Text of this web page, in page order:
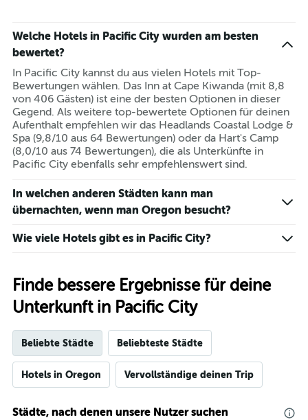
Welche Hotels in Pacific City wurden am besten
bewertet?
In Pacific City kannst du aus vielen Hotels mit Top-
Bewertungen wählen. Das Inn at Cape Kiwanda (mit 8,8
von 406 Gästen) ist eine der besten Optionen in dieser
Gegend. Als weitere top-bewertete Optionen für deinen
Aufenthalt empfehlen wir das Headlands Coastal Lodge &
Spa (9,8/10 aus 64 Bewertungen) oder da Hart's Camp
(8,0/10 aus 74 Bewertungen), die als Unterkünfte in
Pacific City ebenfalls sehr empfehlenswert sind.
In welchen anderen Städten kann man
übernachten, wenn man Oregon besucht?
Wie viele Hotels gibt es in Pacific City?
Finde bessere Ergebnisse für deine
Unterkunft in Pacific City
Beliebte Städte Beliebteste Städte
Hotels in Oregon Vervollständige deinen Trip
Städte, nach denen unsere Nutzer suchen